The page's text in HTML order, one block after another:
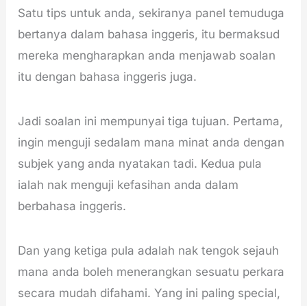
Satu tips untuk anda, sekiranya panel temuduga
bertanya dalam bahasa inggeris, itu bermaksud
mereka mengharapkan anda menjawab soalan
itu dengan bahasa inggeris juga.
Jadi soalan ini mempunyai tiga tujuan. Pertama,
ingin menguji sedalam mana minat anda dengan
subjek yang anda nyatakan tadi. Kedua pula
ialah nak menguji kefasihan anda dalam
berbahasa inggeris.
Dan yang ketiga pula adalah nak tengok sejauh
mana anda boleh menerangkan sesuatu perkara
secara mudah difahami. Yang ini paling special,